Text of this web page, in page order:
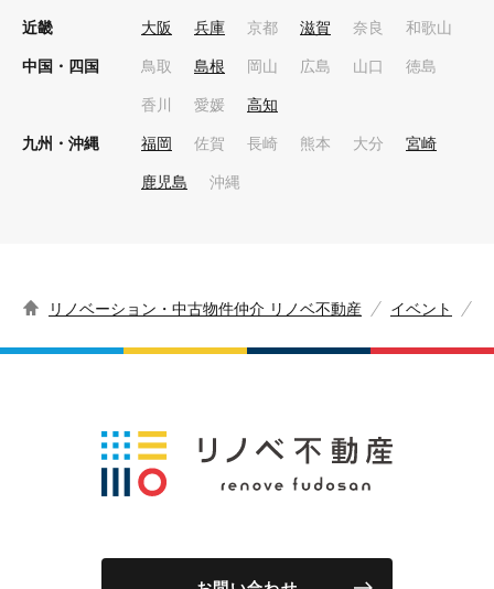
近畿 大阪 兵庫 京都 滋賀 奈良 和歌山
中国・四国 鳥取 島根 岡山 広島 山口 徳島
香川 愛媛 高知
九州・沖縄 福岡 佐賀 長崎 熊本 大分 宮崎
鹿児島 沖縄
リノベーション・中古物件仲介 リノベ不動産 イベント